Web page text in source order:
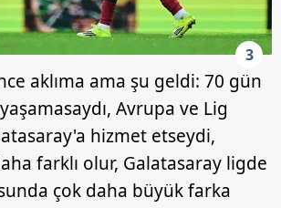
3
aklıma ama şu geldi: 70 gün
Avrupa ve Lig
hizmet etseydi,
farklı olur, Galatasaray ligde
çok daha büyük farka